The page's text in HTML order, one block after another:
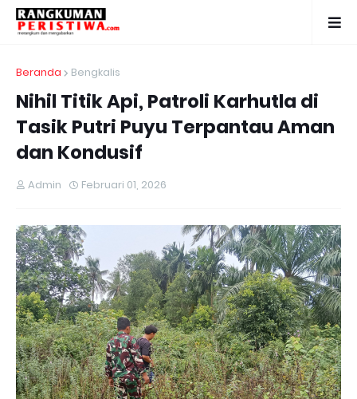
Beranda Bengkalis
Nihil Titik Api, Patroli Karhutla di
Tasik Putri Puyu Terpantau Aman
dan Kondusif
Admin Februari 01, 2026